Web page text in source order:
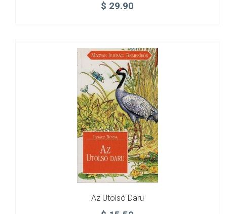
$ 29.90
Az Utolsó Daru